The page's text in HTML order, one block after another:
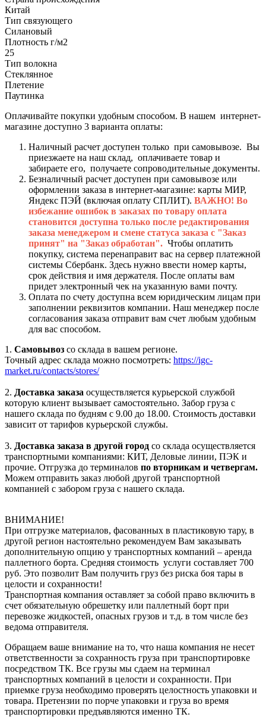
Китай
Тип связующего
Силановый
Плотность г/м2
25
Тип волокна
Стеклянное
Плетение
Паутинка
Оплачивайте покупки удобным способом. В нашем интернет-
магазине доступно 3 варианта оплаты:
Наличный расчет доступен только при самовывозе. Вы
приезжаете на наш склад, оплачиваете товар и
забираете его, получаете сопроводительные документы.
Безналичный расчет доступен при самовывозе или
оформлении заказа в интернет-магазине: карты МИР,
Яндекс ПЭЙ (включая оплату СПЛИТ). ВАЖНО! Во
избежание ошибок в заказах по товару оплата
становится доступна только после редактирования
заказа менеджером и смене статуса заказа с "Заказ
принят" на "Заказ обработан". Чтобы оплатить
покупку, система перенаправит вас на сервер платежной
системы Сбербанк. Здесь нужно ввести номер карты,
срок действия и имя держателя. После оплаты вам
придет электронный чек на указанную вами почту.
Оплата по счету доступна всем юридическим лицам при
заполнении реквизитов компании. Наш менеджер после
согласования заказа отправит вам счет любым удобным
для вас способом.
1. Самовывоз со склада в вашем регионе.
Точный адрес склада можно посмотреть: https://igc-
market.ru/contacts/stores/
2. Доставка заказа осуществляется курьерской службой
которую клиент вызывает самостоятельно. Забор груза с
нашего склада по будням с 9.00 до 18.00. Стоимость доставки
зависит от тарифов курьерской службы.
3. Доставка заказа в другой город со склада осуществляется
транспортными компаниями: КИТ, Деловые линии, ПЭК и
прочие. Отгрузка до терминалов по вторникам и четвергам.
Можем отправить заказ любой другой транспортной
компанией с забором груза с нашего склада.
ВНИМАНИЕ!
При отгрузке материалов, фасованных в пластиковую тару, в
другой регион настоятельно рекомендуем Вам заказывать
дополнительную опцию у транспортных компаний – аренда
паллетного борта. Средняя стоимость услуги составляет 700
руб. Это позволит Вам получить груз без риска боя тары в
целости и сохранности!
Транспортная компания оставляет за собой право включить в
счет обязательную обрешетку или паллетный борт при
перевозке жидкостей, опасных грузов и т.д. в том числе без
ведома отправителя.
Обращаем ваше внимание на то, что наша компания не несет
ответственности за сохранность груза при транспортировке
посредством ТК. Все грузы мы сдаем на терминал
транспортных компаний в целости и сохранности. При
приемке груза необходимо проверять целостность упаковки и
товара. Претензии по порче упаковки и груза во время
транспортировки предъявляются именно ТК.